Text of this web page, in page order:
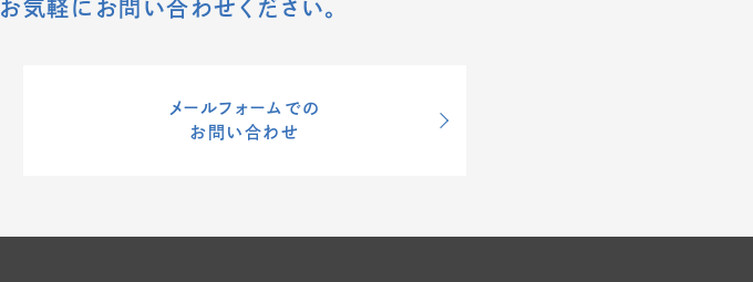
お気軽にお問い合わせください。
メールフォームでの
お問い合わせ